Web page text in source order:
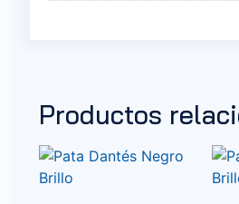
Productos